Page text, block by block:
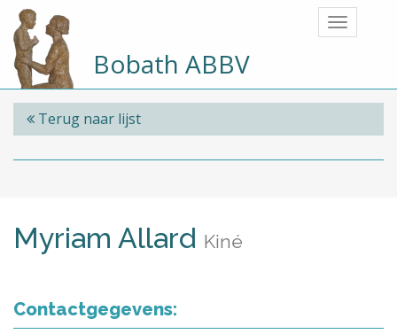
Bobath ABBV
Terug naar lijst
Myriam Allard Kiné
Contactgegevens: